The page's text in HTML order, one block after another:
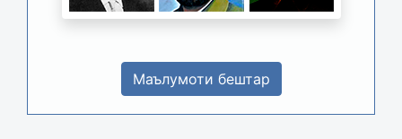
Маълумоти бештар